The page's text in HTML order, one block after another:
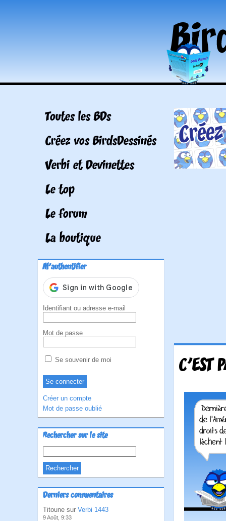
Toutes les BDs
Créez vos BirdsDessinés
Verbi et Devinettes
Le top
Le forum
La boutique
M'authentifier
Identifiant ou adresse e-mail
Mot de passe
Se souvenir de moi
Créer un compte
Mot de passe oublié
Rechercher sur le site
Derniers commentaires
Titoune sur Verbi 1443
9 Août, 9:33
C'EST